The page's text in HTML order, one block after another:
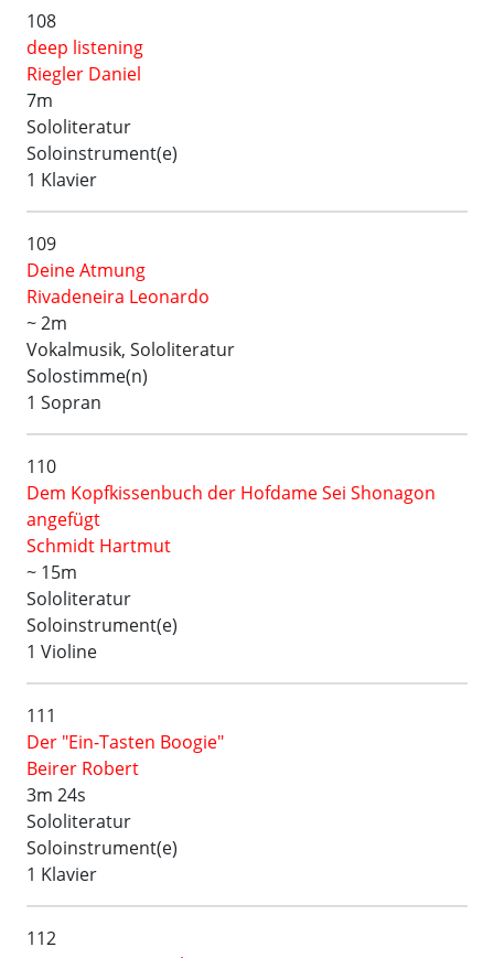
108
deep listening
Riegler Daniel
7m
Sololiteratur
Soloinstrument(e)
1 Klavier
109
Deine Atmung
Rivadeneira Leonardo
~ 2m
Vokalmusik, Sololiteratur
Solostimme(n)
1 Sopran
110
Dem Kopfkissenbuch der Hofdame Sei Shonagon
angefügt
Schmidt Hartmut
~ 15m
Sololiteratur
Soloinstrument(e)
1 Violine
111
Der "Ein-Tasten Boogie"
Beirer Robert
3m 24s
Sololiteratur
Soloinstrument(e)
1 Klavier
112